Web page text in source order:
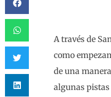
A través de
como
de una
algunas pistas